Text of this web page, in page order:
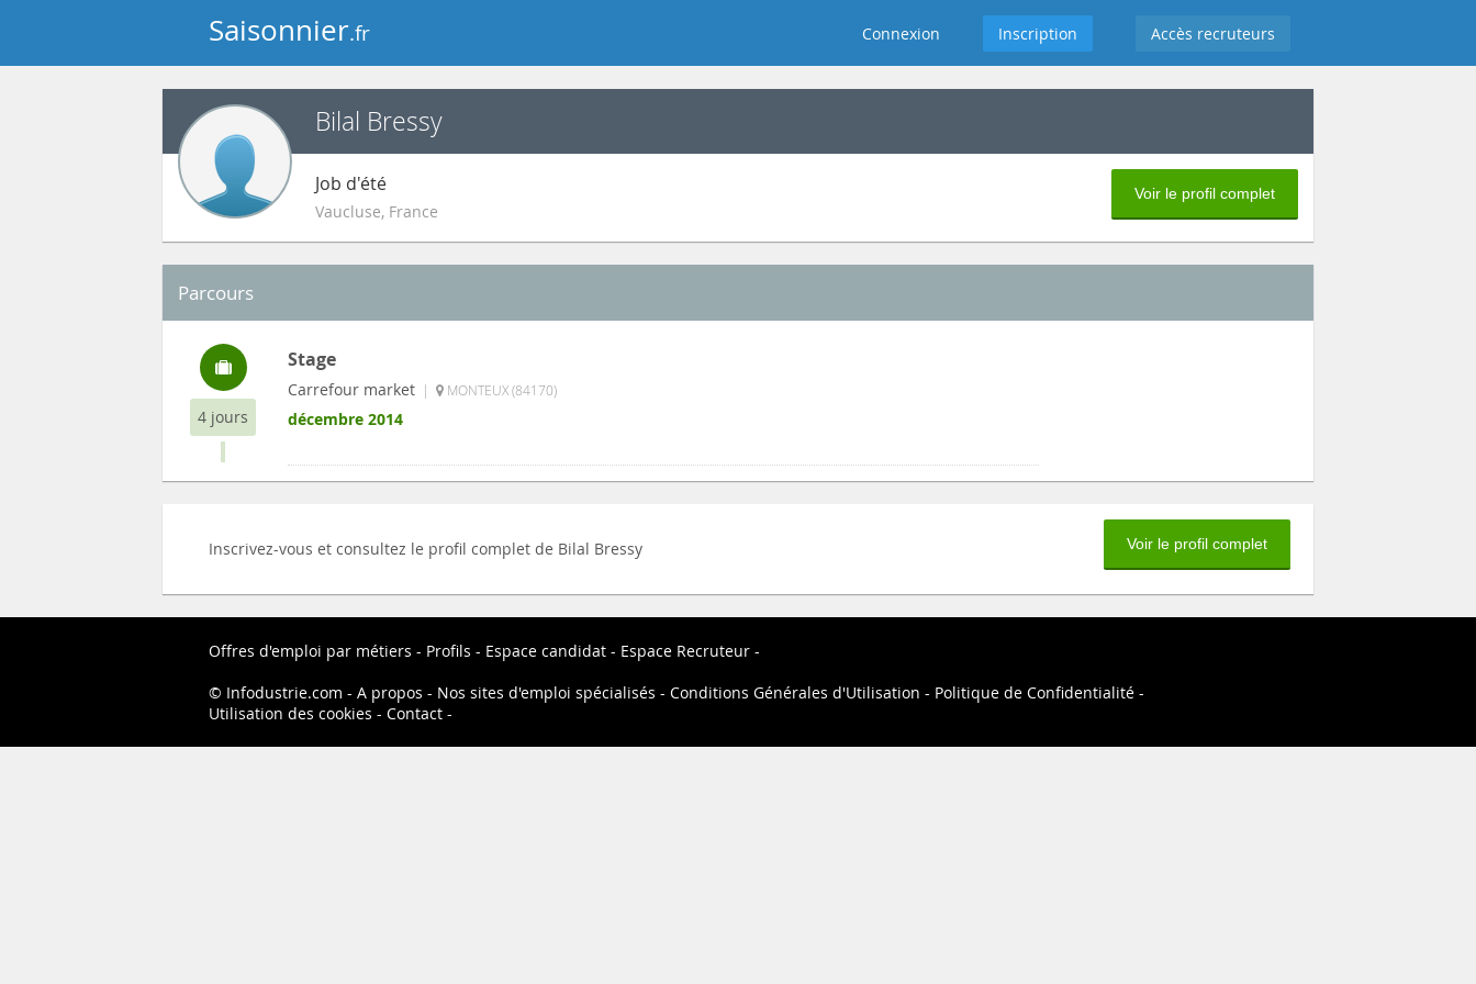
Saisonnier.fr Connexion Inscription Accès recruteurs
Bilal Bressy
Job d'été
Vaucluse, France
Voir le profil complet
Parcours
4 jours
Stage
Carrefour market | MONTEUX (84170)
décembre 2014
Inscrivez-vous et consultez le profil complet de Bilal Bressy Voir le profil complet
Offres d'emploi par métiers Profils Espace candidat
Espace Recruteur
Infodustrie.com
A propos Nos sites d'emploi spécialisés Conditions Générales d'Utilisation
Politique de Confidentialité
Utilisation des cookies
Contact